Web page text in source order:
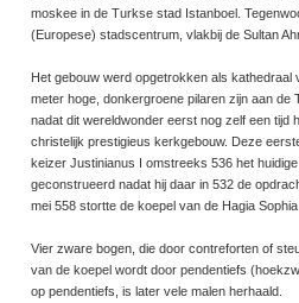
moskee in de Turkse stad Istanboel.
(Europese) stadscentrum, vlakbij de Sultan
Het gebouw werd opgetrokken als
meter hoge, donkergroene pilaren zijn aan de
nadat dit wereldwonder eerst nog zelf een
christelijk prestigieus kerkgebouw. Deze
keizer Justinianus I omstreeks 536 het
geconstrueerd nadat hij daar in 532 de
mei 558 stortte de koepel van de Hagia
Vier zware bogen, die door contreforten of
van de koepel wordt door pendentiefs
op pendentiefs, is later vele malen herhaald.